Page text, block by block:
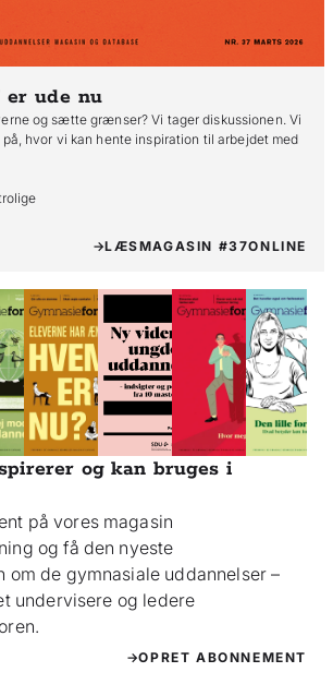
er ude nu
og sætte grænser? Vi tager diskussionen. Vi
hvor vi kan hente inspiration til arbejdet med
LÆSMAGASIN #37ONLINE
og kan bruges i
på vores magasin
og få den nyeste
om de gymnasiale uddannelser –
undervisere og ledere
OPRET ABONNEMENT